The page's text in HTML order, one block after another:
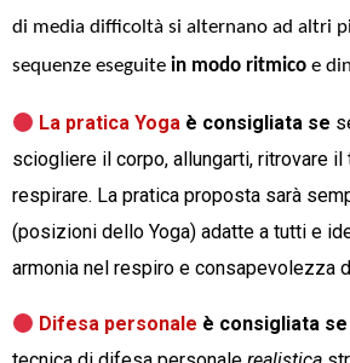
di media difficoltà si alternano ad altri
sequenze eseguite in modo ritmico e
La pratica Yoga è consigliata se
sciogliere il corpo, allungarti, ritrovare il
respirare. La pratica proposta sarà
(posizioni dello Yoga) adatte a tutti e
armonia nel respiro e consapevolezza
Difesa personale è consigliata se